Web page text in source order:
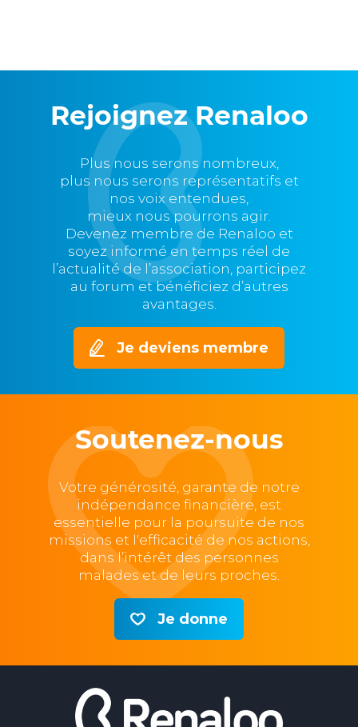
Rejoignez Renaloo
Plus nous serons nombreux,
plus nous serons représentatifs et
nos voix entendues,
mieux nous pourrons agir.
Devenez membre de Renaloo et
soyez informé en temps réel de
l’actualité de l’association, participez
au forum et bénéficiez d’autres
avantages.
Je deviens membre
Soutenez-nous
Votre générosité, garante de notre
indépendance financière, est
essentielle pour la poursuite de nos
missions et l'efficacité de nos actions,
dans l’intérêt des personnes
malades et de leurs proches.
Je donne